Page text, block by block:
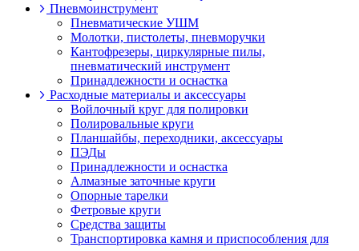
Пневмоинструмент
Пневматические УШМ
Молотки, пистолеты, пневморучки
Кантофрезеры, циркулярные пилы,
пневматический инструмент
Принадлежности и оснастка
Расходные материалы и аксессуары
Войлочный круг для полировки
Полировальные круги
Планшайбы, переходники, аксессуары
ПЭДы
Принадлежности и оснастка
Алмазные заточные круги
Опорные тарелки
Фетровые круги
Средства защиты
Транспортировка камня и приспособления для